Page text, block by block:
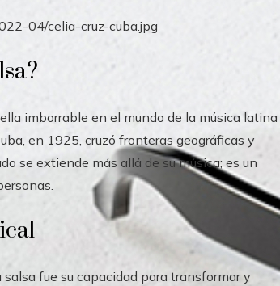
imborrable en el mundo de la música latina
en 1925, cruzó fronteras geográficas y
se extiende más allá de su música; es un
fue su capacidad para transformar y